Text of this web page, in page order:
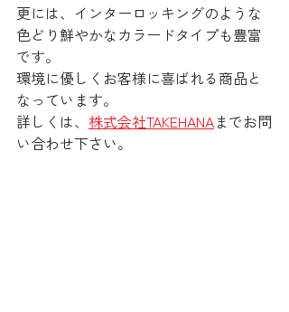
更には、インターロッキングのような
色どり鮮やかなカラードタイプも豊富
です。
環境に優しくお客様に喜ばれる商品と
なっています。
詳しくは、 株式会社TAKEHANAまでお問
い合わせ下さい。